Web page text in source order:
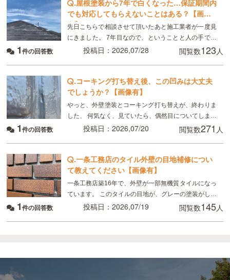
.屋根塗装から7年で白くなった…保証期間内
でも対応してもらえないことはある？【画像
有】
先日こちらで相談させて頂いたあと施工業者が一度見
にきました。 7年目なので、ということと人の手で塗
るのでどうしてもムラはできる、板金部分はやはり経
1件の回答数 投稿日：2026,07/28 閲覧数123人
.コーキング打ち替え後、この凹みは大丈夫
でしょうか？【画像有】
やっと、外壁塗装とコーキング打ち替えが、終わりま
した、 何気なく、見ていたら、偶然目についてしまっ
たのですが、 画像のように コーキングの端にマイナ
1件の回答数 投稿日：2026,07/20 閲覧数271 人
.一条工務店のタイル外壁の目地補修につい
て教えてください【画像有】
一条工務店築16年で、外壁が一部無機質タイルになっ
ています。 このタイルの目地が、グレーの塗装がして
あるのですが、かなり禿げてしまっていてるので補修
1件の回答数 投稿日：2026,07/19 閲覧数145人